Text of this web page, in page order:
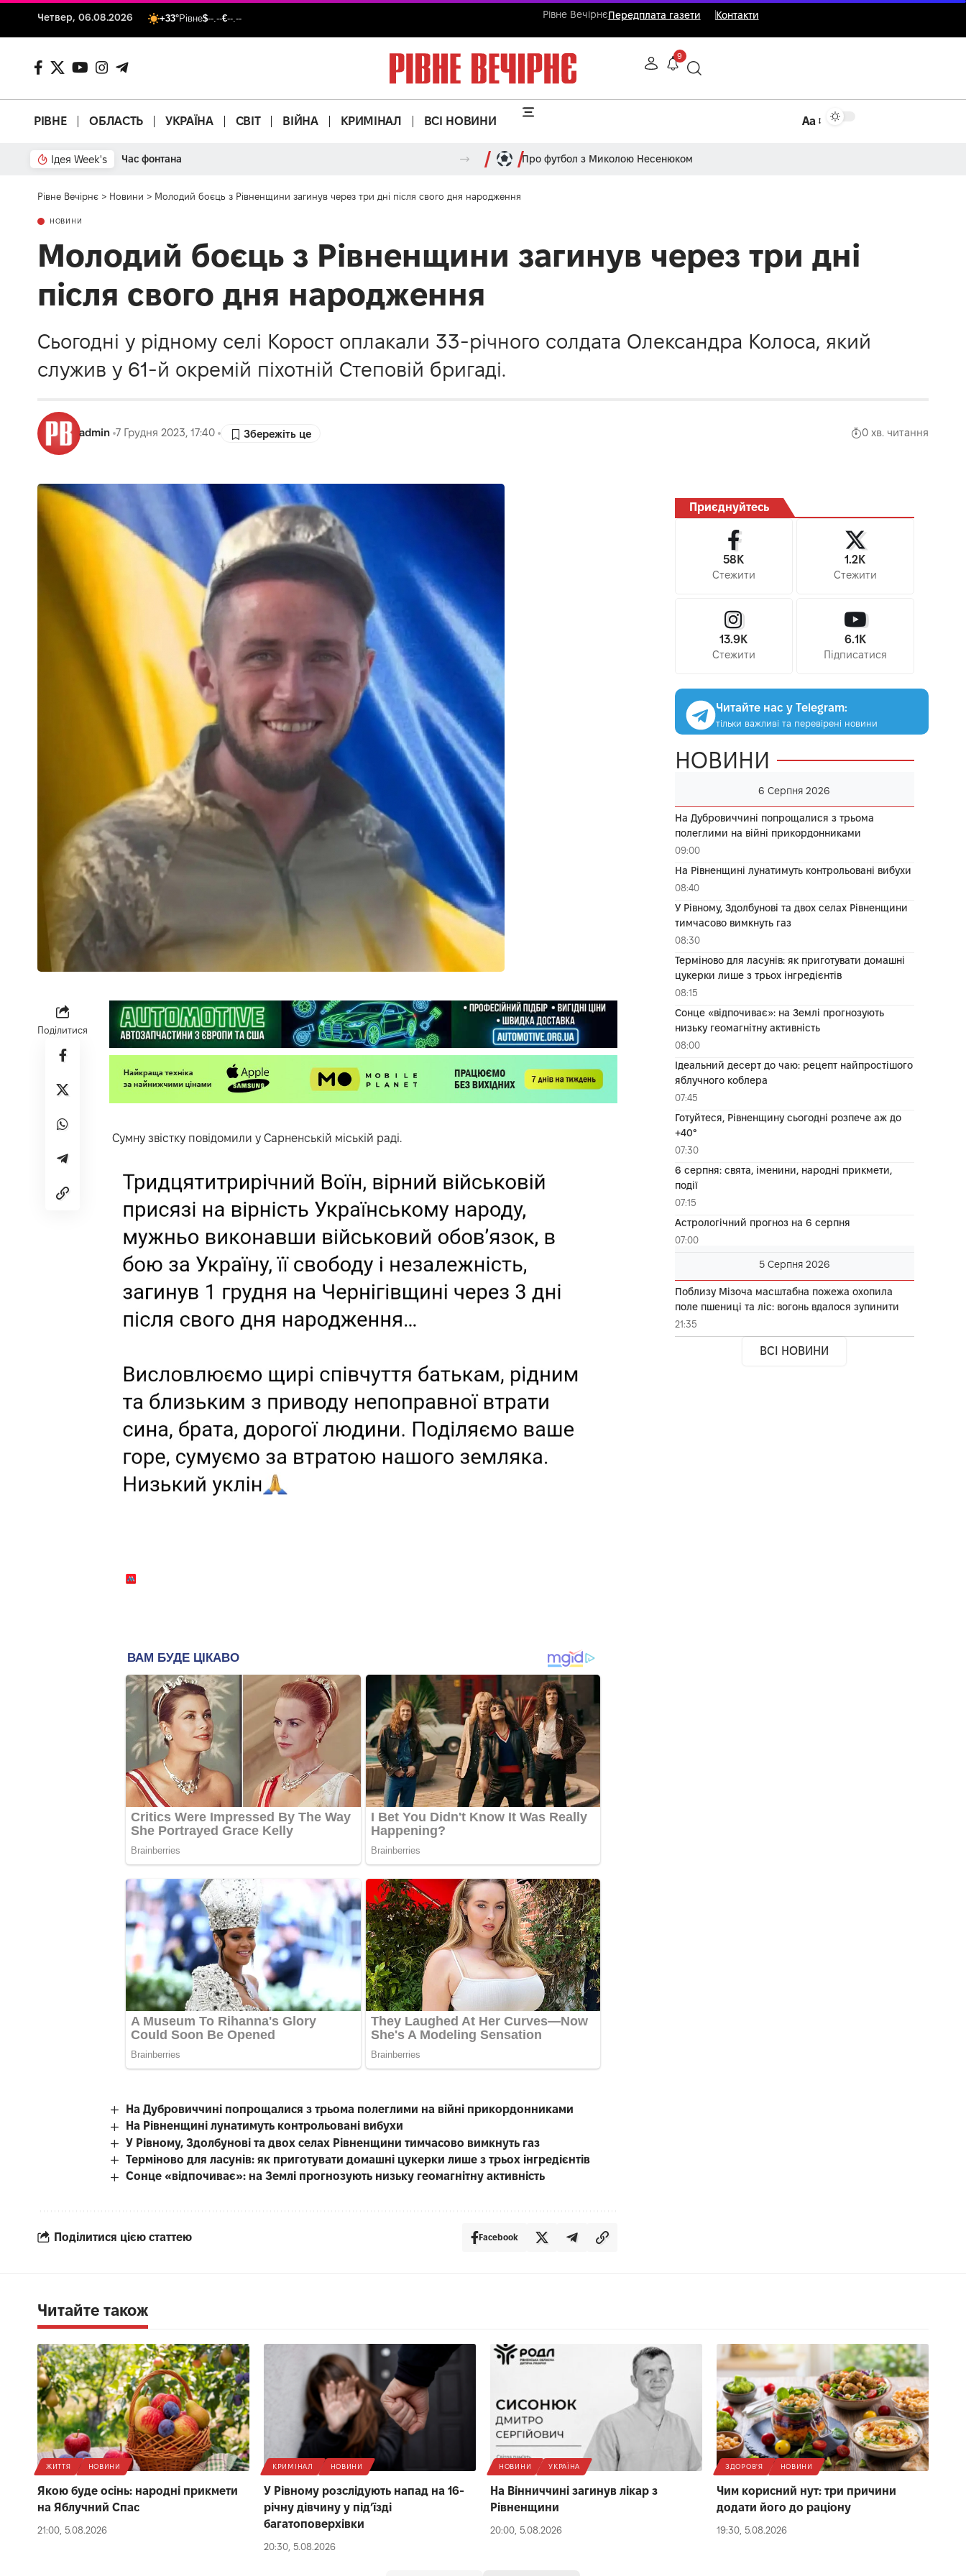
Четвер, 06.08.2026 +33°Рівне$--.--€--.-- Рівне ВечірнєПередплата газети Контакти
9
РІВНЕ ОБЛАСТЬ УКРАЇНА СВІТ ВІЙНА КРИМІНАЛ ВСІ НОВИНИ Аа
Ідея Week's Час фонтана Про футбол з Миколою Несенюком
Рівне Вечірнє > Новини > Молодий боєць з Рівненщини загинув через три дні після свого дня народження
НОВИНИ
Молодий боєць з Рівненщини загинув через три дні
після свого дня народження
Сьогодні у рідному селі Корост оплакали 33-річного солдата Олександра Колоса, який
служив у 61-й окремій піхотній Степовій бригаді.
admin 7 Грудня 2023, 17:40 0 хв. читання
Поділитися
Сумну звістку повідомили у Сарненській міській раді.
На Дубровиччині попрощалися з трьома полеглими на війні прикордонниками
На Рівненщині лунатимуть контрольовані вибухи
У Рівному, Здолбунові та двох селах Рівненщини тимчасово вимкнуть газ
Терміново для ласунів: як приготувати домашні цукерки лише з трьох інгредієнтів
Сонце «відпочиває»: на Землі прогнозують низьку геомагнітну активність
Поділитися цією статтею Facebook
Приєднуйтесь
58K
Стежити
1.2K
Стежити
13.9K
Стежити
6.1K
Підписатися
Читайте нас у Telegram:
тільки важливі та перевірені новини
НОВИНИ
6 Серпня 2026
На Дубровиччині попрощалися з трьома
полеглими на війні прикордонниками
09:00
На Рівненщині лунатимуть контрольовані вибухи
08:40
У Рівному, Здолбунові та двох селах Рівненщини
тимчасово вимкнуть газ
08:30
Терміново для ласунів: як приготувати домашні
цукерки лише з трьох інгредієнтів
08:15
Сонце «відпочиває»: на Землі прогнозують
низьку геомагнітну активність
08:00
Ідеальний десерт до чаю: рецепт найпростішого
яблучного коблера
07:45
Готуйтеся, Рівненщину сьогодні розпече аж до
+40°
07:30
6 серпня: свята, іменини, народні прикмети,
події
07:15
Астрологічний прогноз на 6 серпня
07:00
5 Серпня 2026
Поблизу Мізоча масштабна пожежа охопила
поле пшениці та ліс: вогонь вдалося зупинити
21:35
ВСІ НОВИНИ
Читайте також
ЖИТТЯ НОВИНИ
Якою буде осінь: народні прикмети
на Яблучний Спас
21:00, 5.08.2026
КРИМІНАЛ НОВИНИ
У Рівному розслідують напад на 16-
річну дівчину у під’їзді
багатоповерхівки
20:30, 5.08.2026
НОВИНИ УКРАЇНА
На Вінниччині загинув лікар з
Рівненщини
20:00, 5.08.2026
ЗДОРОВ'Я НОВИНИ
Чим корисний нут: три причини
додати його до раціону
19:30, 5.08.2026